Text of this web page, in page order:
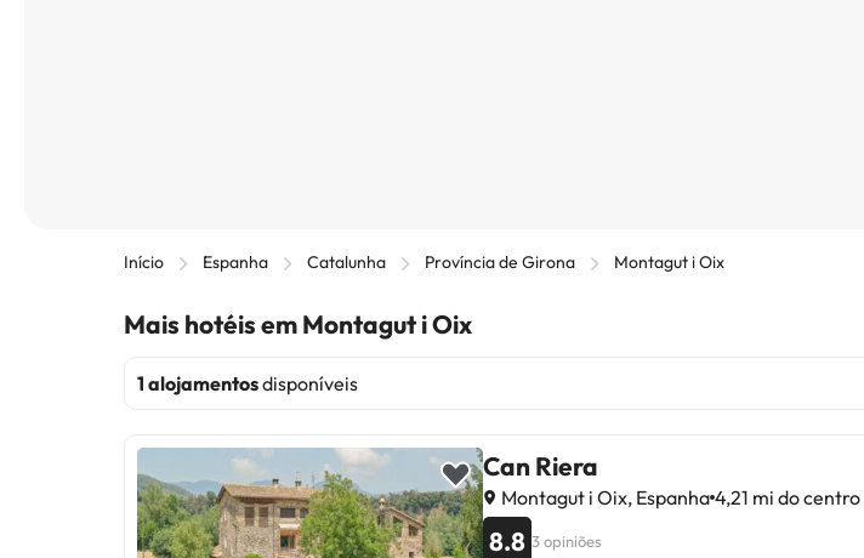
Início Espanha Catalunha Província de Girona Montagut i Oix
Mais hotéis em Montagut i Oix
1 alojamentosdisponíveis
Can Riera
Montagut i Oix, Espanha 4,21 mi do centro
8.8 3 opiniões